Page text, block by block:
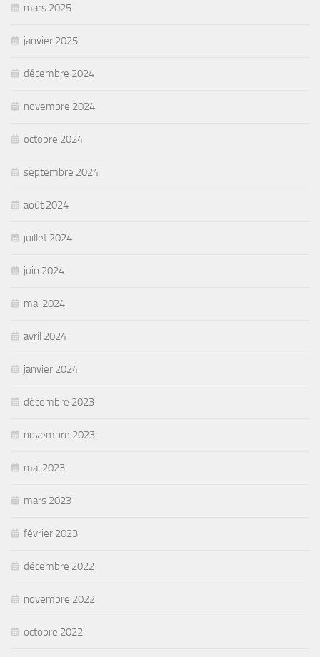
mars 2025
janvier 2025
décembre 2024
novembre 2024
octobre 2024
septembre 2024
août 2024
juillet 2024
juin 2024
mai 2024
avril 2024
janvier 2024
décembre 2023
novembre 2023
mai 2023
mars 2023
février 2023
décembre 2022
novembre 2022
octobre 2022